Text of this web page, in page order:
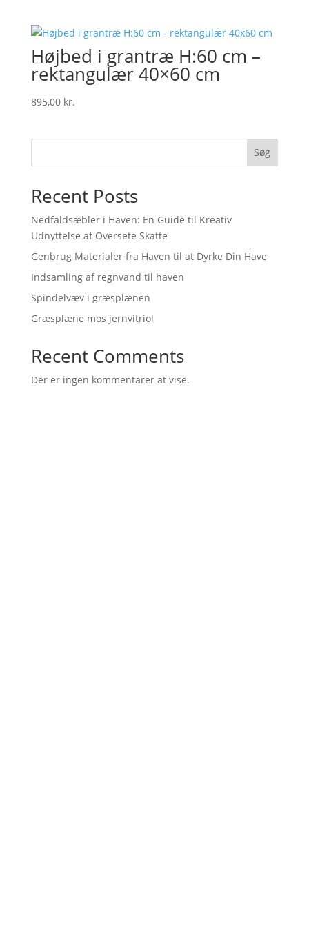
Højbed i grantræ H:60 cm –
rektangulær 40×60 cm
895,00 kr.
Søg
Recent Posts
Nedfaldsæbler i Haven: En Guide til Kreativ
Udnyttelse af Oversete Skatte
Genbrug Materialer fra Haven til at Dyrke Din Have
Indsamling af regnvand til haven
Spindelvæv i græsplænen
Græsplæne mos jernvitriol
Recent Comments
Der er ingen kommentarer at vise.